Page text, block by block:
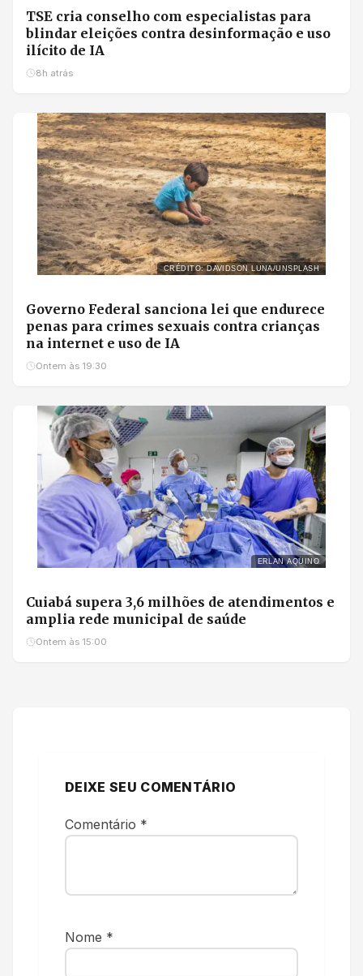
TSE cria conselho com especialistas para
blindar eleições contra desinformação e uso
ilícito de IA
8h atrás
CRÉDITO: DAVIDSON LUNA/UNSPLASH
Governo Federal sanciona lei que endurece
penas para crimes sexuais contra crianças
na internet e uso de IA
Ontem às 19:30
ERLAN AQUINO
Cuiabá supera 3,6 milhões de atendimentos e
amplia rede municipal de saúde
Ontem às 15:00
DEIXE SEU COMENTÁRIO
Comentário *
Nome *